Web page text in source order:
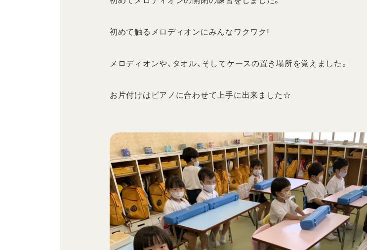
初めて触るメロディオンにみんなワクワク!
メロディオンや、タオル、そしてケースの置き場所を覚えました。
お片付けはピアノに合わせて上手に出来ました☆